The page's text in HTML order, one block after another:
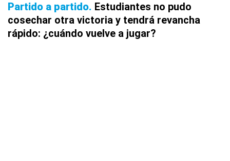
Partido a partido Estudiantes no pudo
cosechar otra victoria y tendrá revancha
rápido: ¿cuándo vuelve a jugar?